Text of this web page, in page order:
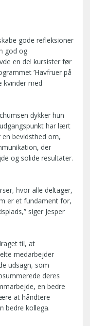
gode refleksioner
god og
en del kursister før
’Havfruer på
kvinder med
dykker hun
har lært
bevidsthed om,
der
og solide resultater.
hvor alle deltager,
er et fundament for,
siger Jesper
til, at
medarbejder
udsagn, som
deres
en bedre
at håndtere
bedre kollega.